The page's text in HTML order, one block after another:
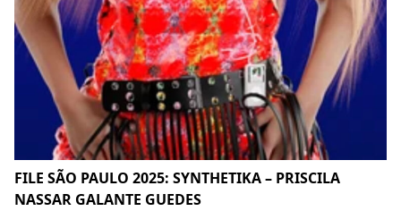
FILE SÃO PAULO 2025: SYNTHETIKA – PRISCILA
NASSAR GALANTE GUEDES